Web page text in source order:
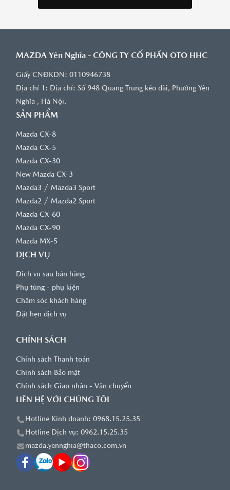
MAZDA Yên Nghĩa - CÔNG TY CỔ PHẦN OTO HHC
Giấy CNĐKDN: 0110946738
Địa chỉ 1: Ðịa chỉ: Số 948 Quang Trung kéo dài, Phường Yên
Nghĩa , Hà Nội.
SẢN PHẨM
Mazda CX-8
Mazda CX-5
Mazda CX-30
New Mazda CX-3
Mazda3 / Mazda3 Sport
Mazda2 / Mazda2 Sport
Mazda CX-60
Mazda CX-90
Mazda MX-5
DỊCH VỤ
Dịch vụ sau bán hàng
Phụ tùng - phụ kiện
Chăm sóc khách hàng
Đặt hẹn dịch vụ
CHÍNH SÁCH
Chính sách Thanh toán
Chính sách Bảo mật
Chính sách Giao nhận - Vận chuyển
LIÊN HỆ VỚI CHÚNG TÔI
Hotline Kinh doanh: 0968.15.25.35
Hotline Dịch vụ: 0962.15.25.35
mazda.yennghia@thaco.com.vn